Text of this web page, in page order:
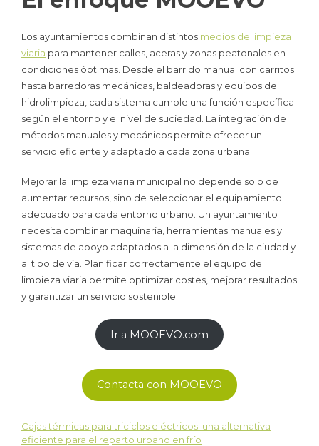
Los ayuntamientos combinan distintos medios de limpieza
viaria para mantener calles, aceras y zonas peatonales en
condiciones óptimas. Desde el barrido manual con carritos
hasta barredoras mecánicas, baldeadoras y equipos de
hidrolimpieza, cada sistema cumple una función específica
según el entorno y el nivel de suciedad. La integración de
métodos manuales y mecánicos permite ofrecer un
servicio eficiente y adaptado a cada zona urbana.
Mejorar la limpieza viaria municipal no depende solo de
aumentar recursos, sino de seleccionar el equipamiento
adecuado para cada entorno urbano. Un ayuntamiento
necesita combinar maquinaria, herramientas manuales y
sistemas de apoyo adaptados a la dimensión de la ciudad y
al tipo de vía. Planificar correctamente el equipo de
limpieza viaria permite optimizar costes, mejorar resultados
y garantizar un servicio sostenible.
Ir a MOOEVO.com
Contacta con MOOEVO
Cajas térmicas para triciclos eléctricos: una alternativa
eficiente para el reparto urbano en frío